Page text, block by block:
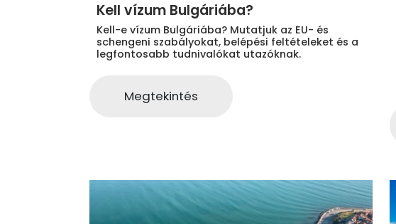
Kell vízum Bulgáriába?
Kell-e vízum Bulgáriába? Mutatjuk az EU- és
schengeni szabályokat, belépési feltételeket és a
legfontosabb tudnivalókat utazóknak.
Megtekintés